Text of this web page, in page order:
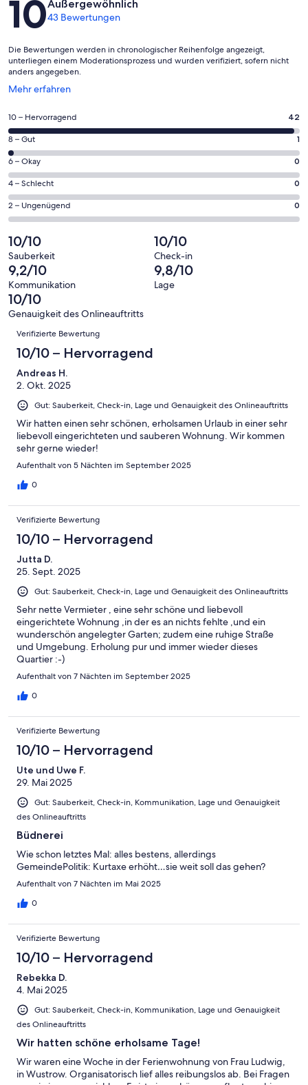
10Außergewöhnlich
43 Bewertungen
Die Bewertungen werden in chronologischer Reihenfolge angezeigt,
unterliegen einem Moderationsprozess und wurden verifiziert, sofern nicht
anders angegeben.
Mehr erfahren
Wird
einem
neuen
Fenster
geöffnet
42
von
insgesamt
43
Gästebewertungen
haben
eine
Bewertung
von
10
-
Hervorragend
10 – Hervorragend 42
1
von
insgesamt
43
Gästebewertungen
haben
Bewertung
von
8
-
Gut
8 – Gut 1
0
von
insgesamt
43
Gästebewertungen
haben
eine
Bewertung
von
6
-
Okay
6 – Okay 0
0
von
insgesamt
Gästebewertungen
haben
eine
Bewertung
von
4
4 – Schlecht 0
0
von
insgesamt
43
Gästebewertungen
haben
eine
Bewertung
2 – Ungenügend 0
10/10
Sauberkeit
10/10
Check-in
9,2/10
Kommunikation
9,8/10
Lage
10/10
Genauigkeit des Onlineauftritts
Bewertungen
Verifizierte Bewertung
10/10 – Hervorragend
Andreas H.
2. Okt. 2025
Gut: Sauberkeit, Check-in, Lage und Genauigkeit des Onlineauftritts
Wir hatten einen sehr schönen, erholsamen Urlaub in einer sehr
liebevoll eingerichteten und sauberen Wohnung. Wir kommen
sehr gerne wieder!
Aufenthalt von 5 Nächten im September 2025
0
Verifizierte Bewertung
10/10 – Hervorragend
Jutta D.
25. Sept. 2025
Gut: Sauberkeit, Check-in, Lage und Genauigkeit des Onlineauftritts
Sehr nette Vermieter , eine sehr schöne und liebevoll
eingerichtete Wohnung ,in der es an nichts fehlte ,und ein
wunderschön angelegter Garten; zudem eine ruhige Straße
und Umgebung. Erholung pur und immer wieder dieses
Quartier :-)
Aufenthalt von 7 Nächten im September 2025
0
Verifizierte Bewertung
10/10 – Hervorragend
Ute und Uwe F.
29. Mai 2025
Gut: Sauberkeit, Check-in, Kommunikation, Lage und Genauigkeit
des Onlineauftritts
Büdnerei
Wie schon letztes Mal: alles bestens, allerdings
GemeindePolitik: Kurtaxe erhöht…sie weit soll das gehen?
Aufenthalt von 7 Nächten im Mai 2025
0
Verifizierte Bewertung
10/10 – Hervorragend
Rebekka D.
4. Mai 2025
Gut: Sauberkeit, Check-in, Kommunikation, Lage und Genauigkeit
des Onlineauftritts
Wir hatten schöne erholsame Tage!
Wir waren eine Woche in der Ferienwohnung von Frau Ludwig,
in Wustrow. Organisatorisch lief alles reibungslos ab. Bei Fragen